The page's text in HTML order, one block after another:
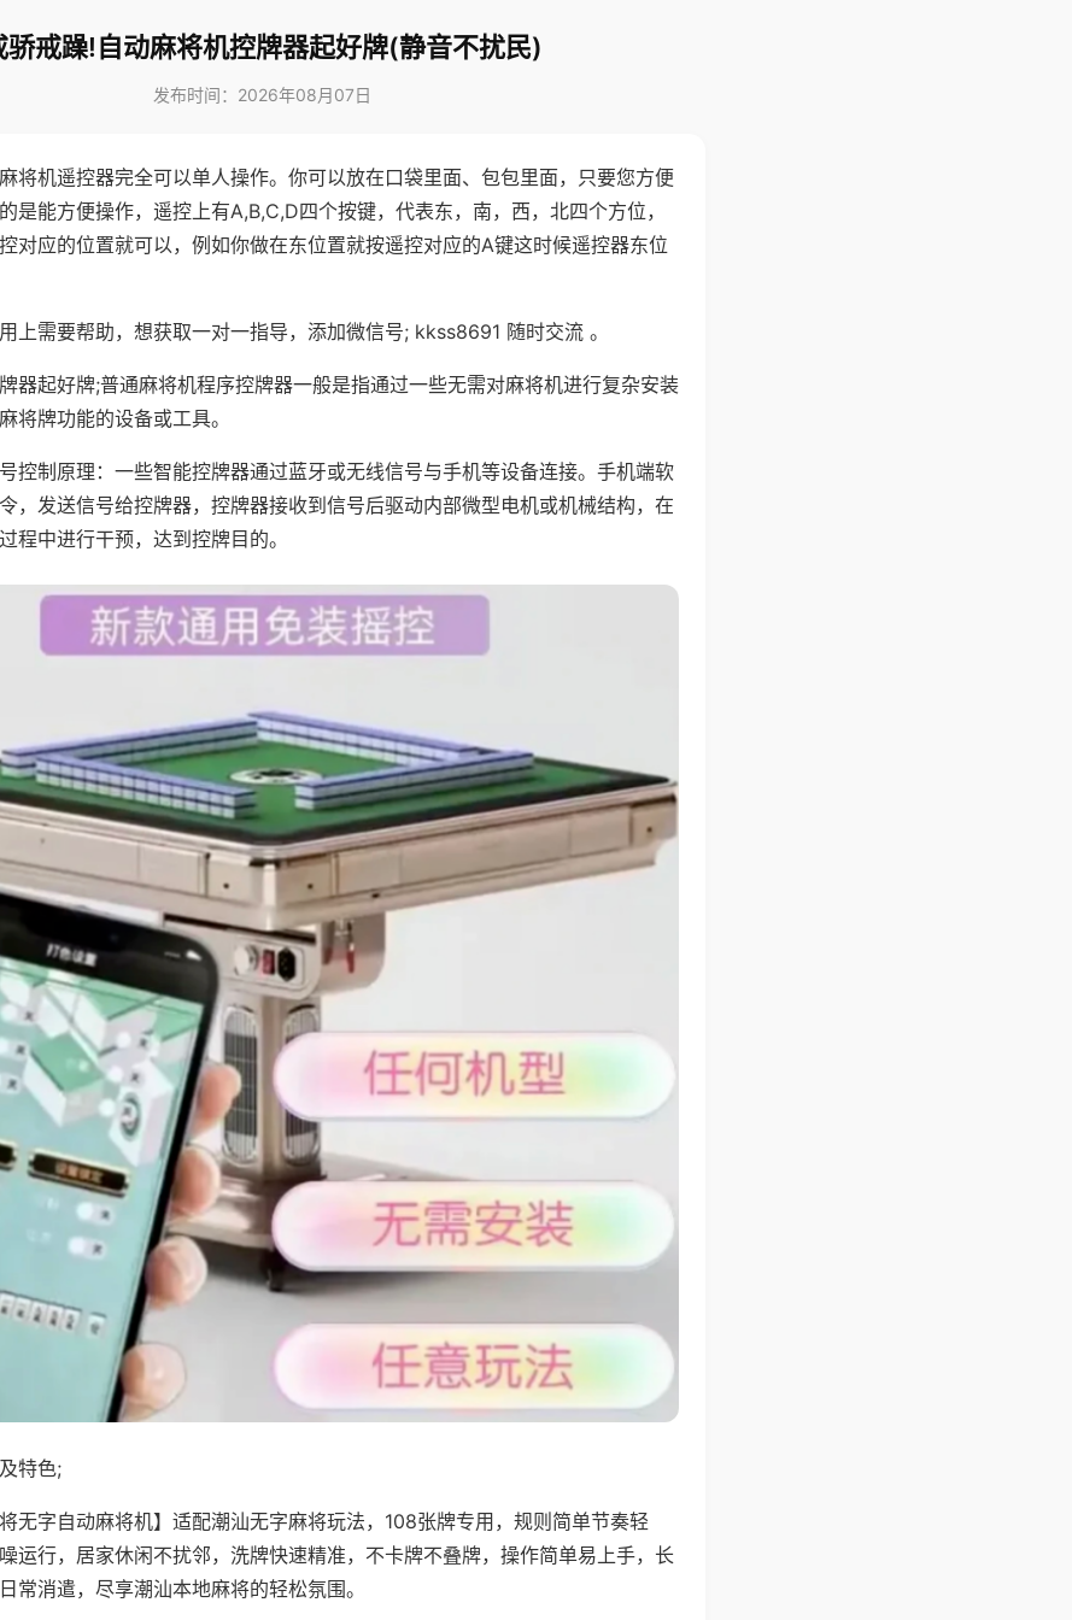
骄戒躁!自动麻将机控牌器起好牌(静音不扰民)
发布时间：2026年08月07日
将机遥控器完全可以单人操作。你可以放在口袋里面、包包里面，只要您方便
是能方便操作，遥控上有A,B,C,D四个按键，代表东，南，西，北四个方位，
对应的位置就可以，例如你做在东位置就按遥控对应的A键这时候遥控器东位
上需要帮助，想获取一对一指导，添加微信号; kkss8691 随时交流 。
器起好牌;普通麻将机程序控牌器一般是指通过一些无需对麻将机进行复杂安装
将牌功能的设备或工具。
控制原理：一些智能控牌器通过蓝牙或无线信号与手机等设备连接。手机端软
，发送信号给控牌器，控牌器接收到信号后驱动内部微型电机或机械结构，在
程中进行干预，达到控牌目的。
特色;
将无字自动麻将机】适配潮汕无字麻将玩法，108张牌专用，规则简单节奏轻
运行，居家休闲不扰邻，洗牌快速精准，不卡牌不叠牌，操作简单易上手，长
常消遣，尽享潮汕本地麻将的轻松氛围。